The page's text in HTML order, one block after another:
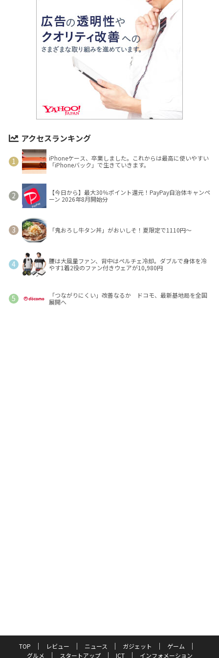
アクセスランキング
iPhoneケース、卒業しました。これからは最高に使いやすい
「iPhoneバック」で生きていきます。
【今日から】最大30％ポイント還元！PayPay自治体キャンペ
ーン 2026年8月開始分
「鬼おろし牛タン丼」がおいしそ！夏限定で1110円～
腰は大風量ファン、背中はペルチェ冷却。ダブルで身体を冷
やす1着2役のファン付きウェアが10,980円
「つながりにくい」改善なるか ドコモ、最新基地局を全国
展開へ
TOP レビュー ニュース ガジェット
ゲーム
グルメ
スタートアップ ICT インフォメーション